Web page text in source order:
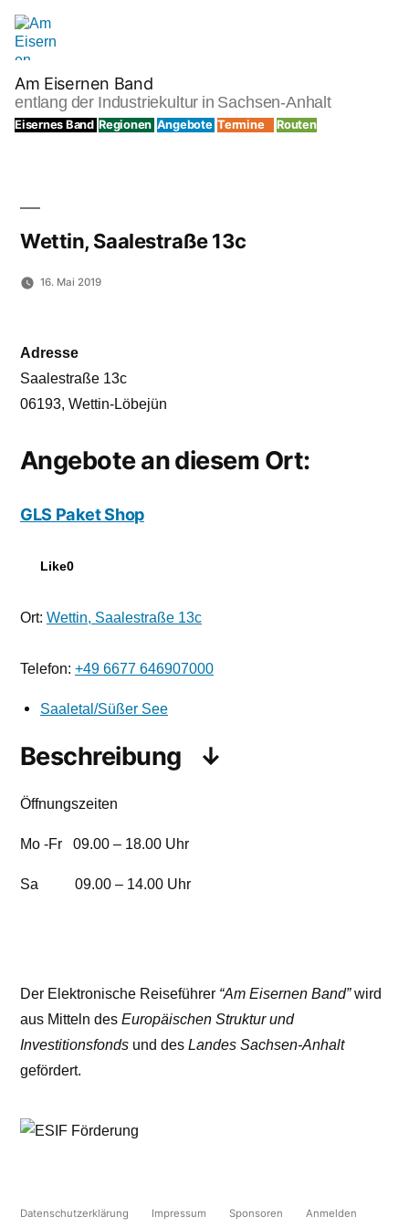
Zum
Inhalt
springen
Am Eisernen Band
entlang der Industriekultur in Sachsen-Anhalt
Eisernes Band Regionen Angebote Termine Routen
Wettin, Saalestraße 13c
16. Mai 2019
Adresse
Saalestraße 13c
06193, Wettin-Löbejün
Angebote an diesem Ort:
GLS Paket Shop
Like0
Ort: Wettin, Saalestraße 13c
Telefon: +49 6677 646907000
Saaletal/Süßer See
Beschreibung
Öffnungszeiten
Mo -Fr 09.00 – 18.00 Uhr
Sa 09.00 – 14.00 Uhr
Der Elektronische Reiseführer “Am Eisernen Band”wird
aus Mitteln des Europäischen Struktur und
Investitionsfonds und des Landes Sachsen-Anhalt
gefördert.
Datenschutzerklärung Impressum Sponsoren
Anmelden